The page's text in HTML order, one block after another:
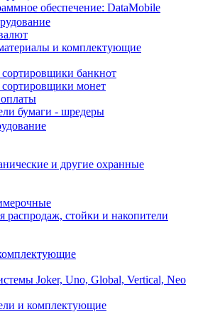
обеспечение: DataMobile
и комплектующие
банкнот
монет
бумаги - шредеры
и другие охранные
распродаж, стойки и накопители
Joker, Uno, Global, Vertical, Neo
и комплектующие